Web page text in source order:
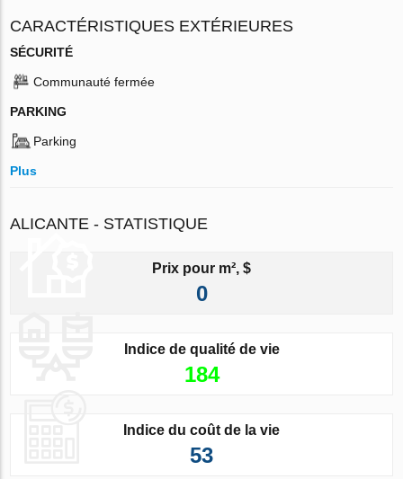
CARACTÉRISTIQUES EXTÉRIEURES
SÉCURITÉ
Communauté fermée
PARKING
Parking
Plus
ALICANTE - STATISTIQUE
Prix pour m², $
0
Indice de qualité de vie
184
Indice du coût de la vie
53